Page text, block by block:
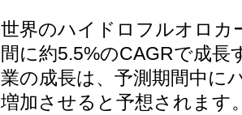
世界のハイドロフルオロカ
間に約5.5%のCAGRで成
業の成長は、予測期間中に
増加させると予想されます